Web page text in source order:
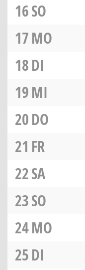
16SO
17MO
18DI
19MI
20DO
21 FR
22SA
23SO
24MO
25DI